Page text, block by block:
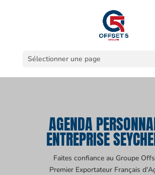
Sélectionner une page
AGENDA
ENTREPRISE
Faites confiance au Groupe
Premier Exportateur Français